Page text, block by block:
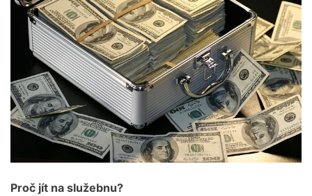
Proč jít na služebnu?